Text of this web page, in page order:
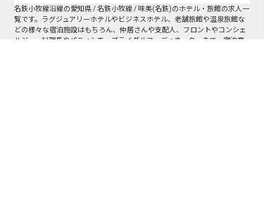
名鉄小牧線沿線の愛知県 / 名鉄小牧線 / 味美(名鉄)のホテル・旅館の求人一
覧です。ラグジュアリーホテルやビジネスホテル、老舗旅館や温泉旅館な
どの様々な宿泊施設はもちろん、仲居さんや支配人、フロントやコンシェ
ルジュ、料理長やパティシエ、ブライダルコーディネーターまで、宿泊業